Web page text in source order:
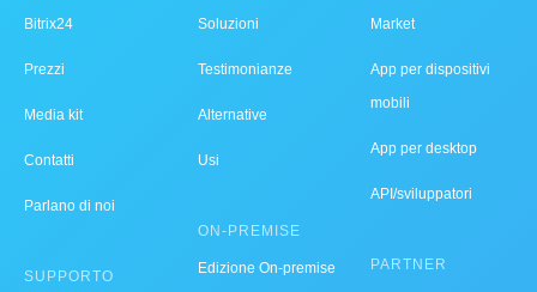
Bitrix24
Prezzi
Media kit
Contatti
Parlano di noi
SUPPORTO
Soluzioni
Testimonianze
Alternative
Usi
ON-PREMISE
Edizione On-premise
Market
App per dispositivi
mobili
App per desktop
API/sviluppatori
PARTNER